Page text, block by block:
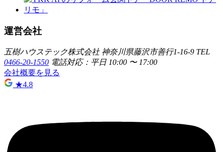
運営会社
五樹ハウステック株式会社神奈川県藤沢市善行1-16-9 TEL
0466-20-1550 電話対応：平日 10:00 〜 17:00
会社概要を見る
★4.8